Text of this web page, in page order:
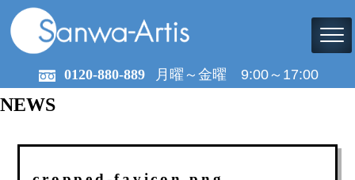
0120-880-889 月曜～金曜 9:00～17:00
NEWS